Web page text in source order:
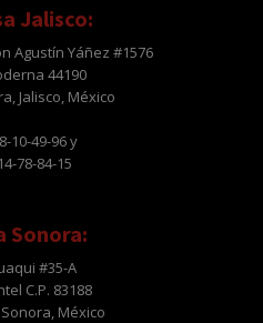
Jalisco:
Agustín Yáñez #1576
44190
Jalisco, México
10-49-96 y
78-84-15
Sonora:
#35-A
C.P. 83188
México